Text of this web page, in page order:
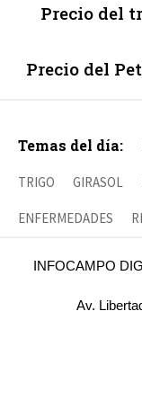
Precio del
Precio del
Temas del día:
TRIGO GIRASOL
ENFERMEDADES
INFOCAMPO
Av.